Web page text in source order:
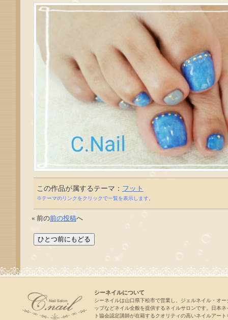
この作品が属するテーマ： フット
※テーマのリンクをクリックで一覧を表示します。
« 前の前の投稿へ
シーネイルについて
シーネイルは山口県下松市で営業し、ジェルネイル・オー
ップなどネイル全般を提供するネイルサロンです。日本ネ
ト協会認定講師が在籍するクオリティの高いネイルアート